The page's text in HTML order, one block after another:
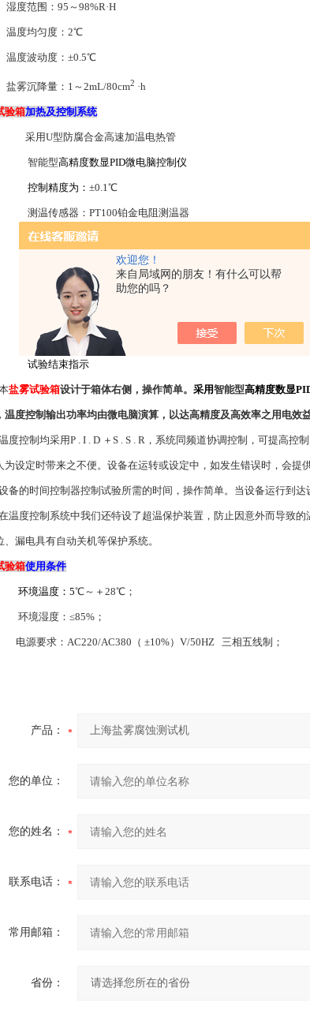
欢迎您！
来自局域网的朋友！有什么可以帮
助您的吗？
度范围： 95～98%R·H
度均匀度： 2℃
度波动度：±0.5℃
雾沉降量： 1～2mL/80cm2 ·h
验箱加热及控制 系统
采用U型防腐合金高速加温电热管
智能型高精度数显PID微电脑控制仪
控制精度为： ±0.1℃
测温传感器： PT100铂金电阻测温器
时间控制器：定时范围：
试验箱缺水保护
试验箱超温保护
试验运行指示
试验结束指示
盐雾试验箱设计于箱体右侧，操作简单。采用智能型高精度数显
温度控制输出功率均由微电脑演算，以达高精度及高效率之用电效益
度控制均采用P . I . D ＋S . S . R，系统同频道协调控制，可提高
为设定时带来之不便。设备在运转或设定中，如发生错误时，会提
备的时间控制器控制试验所需的时间，操作简单。当设备运行到
温度控制系统中我们还特设了超温保护装置，防止因意外而导致
、漏电具有自动关机等保护系统。
验箱使用条件
环境温度：5℃～＋ 28℃；
环境湿度：≤85%；
电源要求： AC220/AC380（ ±10%）V/50HZ 三相五线制；
产品：
您的单位：
您的姓名：
联系电话：
常用邮箱：
省份：